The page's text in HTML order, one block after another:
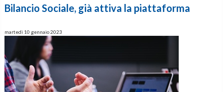
Bilancio Sociale, già attiva la piattaforma
martedì 10 gennaio 2023